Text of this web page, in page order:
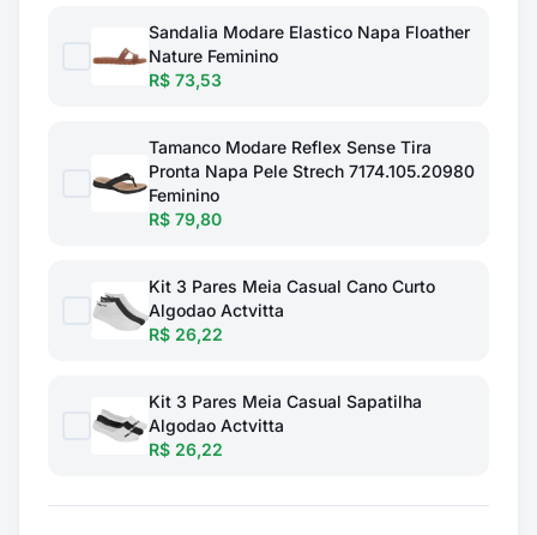
Sandalia Modare Elastico Napa Floather
Nature Feminino
R$ 73,53
Tamanco Modare Reflex Sense Tira
Pronta Napa Pele Strech 7174.105.20980
Feminino
R$ 79,80
Kit 3 Pares Meia Casual Cano Curto
Algodao Actvitta
R$ 26,22
Kit 3 Pares Meia Casual Sapatilha
Algodao Actvitta
R$ 26,22